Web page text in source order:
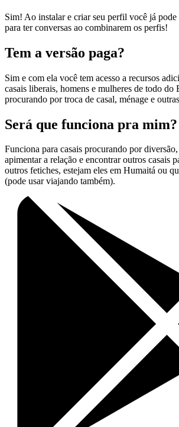
Sim! Ao instalar e criar seu perfil você já pode
para ter conversas ao combinarem os perfis!
Tem a versão paga?
Sim e com ela você tem acesso a recursos
casais liberais, homens e mulheres de todo do
procurando por troca de casal, ménage e
Será que funciona pra mim?
Funciona para casais procurando por
apimentar a relação e encontrar outros casais
outros fetiches, estejam eles em Humaitá ou
(pode usar viajando também).